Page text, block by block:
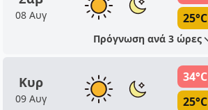
08 Αυγ
25°C
Πρόγνωση ανά 3 ώρες
Κυρ
09 Αυγ
34°C
25°C